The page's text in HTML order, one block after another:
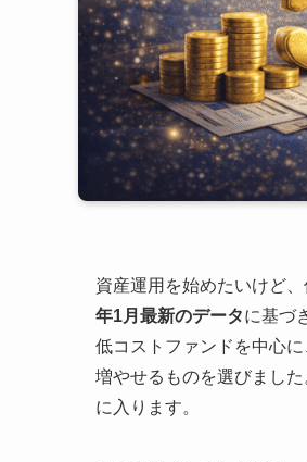
資産運用を始めたいけど
年1月最新のデータに基づ
低コストファンドを中心
増やせるものを選びまし
に入ります。